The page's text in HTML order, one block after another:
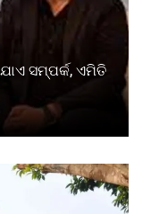
ସମ୍ପର୍କ, ଏମିତି